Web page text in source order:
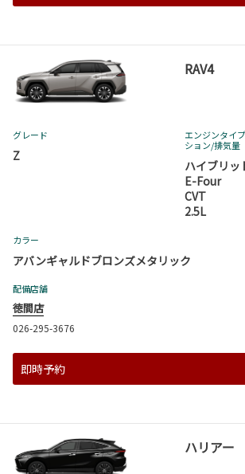
RAV4
グレード
Z
エンジンタイプ
ション/排気量
ハイブリッ
E-Four
CVT
2.5L
カラー
アバンギャルドブロンズメタリック
配備店舗
徳間店
026-295-3676
即時予約
ハリアー